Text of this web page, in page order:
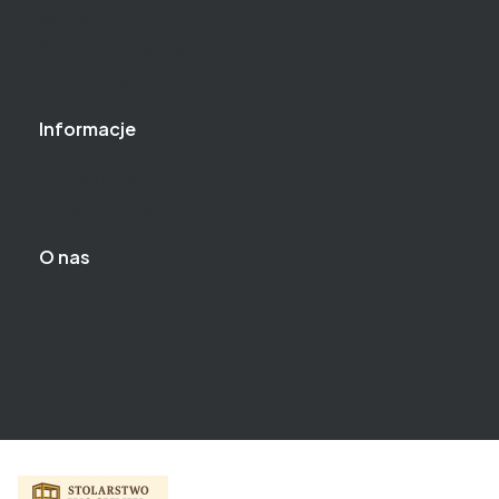
Informacje
O nas